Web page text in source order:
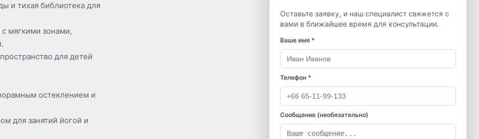
и тихая библиотека для
мягкими зонами,
для детей
остеклением и
для занятий йогой и
Оставьте заявку, и наш специалист свяжется с
вами в ближайшее время для консультации.
Ваше имя *
Телефон *
Сообщение (необязательно)